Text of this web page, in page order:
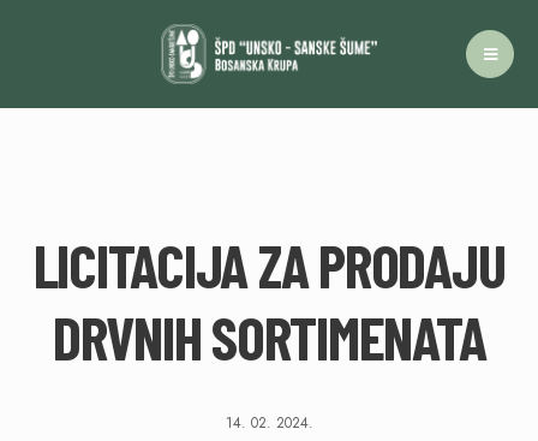
LICITACIJA ZA PRODAJU
DRVNIH SORTIMENATA
14. 02. 2024.